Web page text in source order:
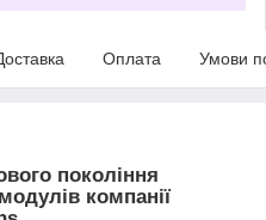
Оплата Умови
покоління
компанії